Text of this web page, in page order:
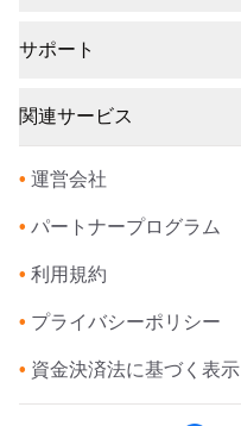
サポート
関連サービス
• 運営会社
• パートナープログラム
• 利用規約
• プライバシーポリシー
• 資金決済法に基づく表示